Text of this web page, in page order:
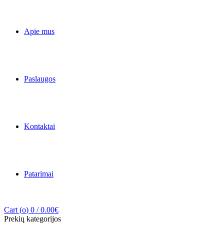
Apie mus
Paslaugos
Kontaktai
Patarimai
Cart (o) 0 / 0.00€
Prekių kategorijos